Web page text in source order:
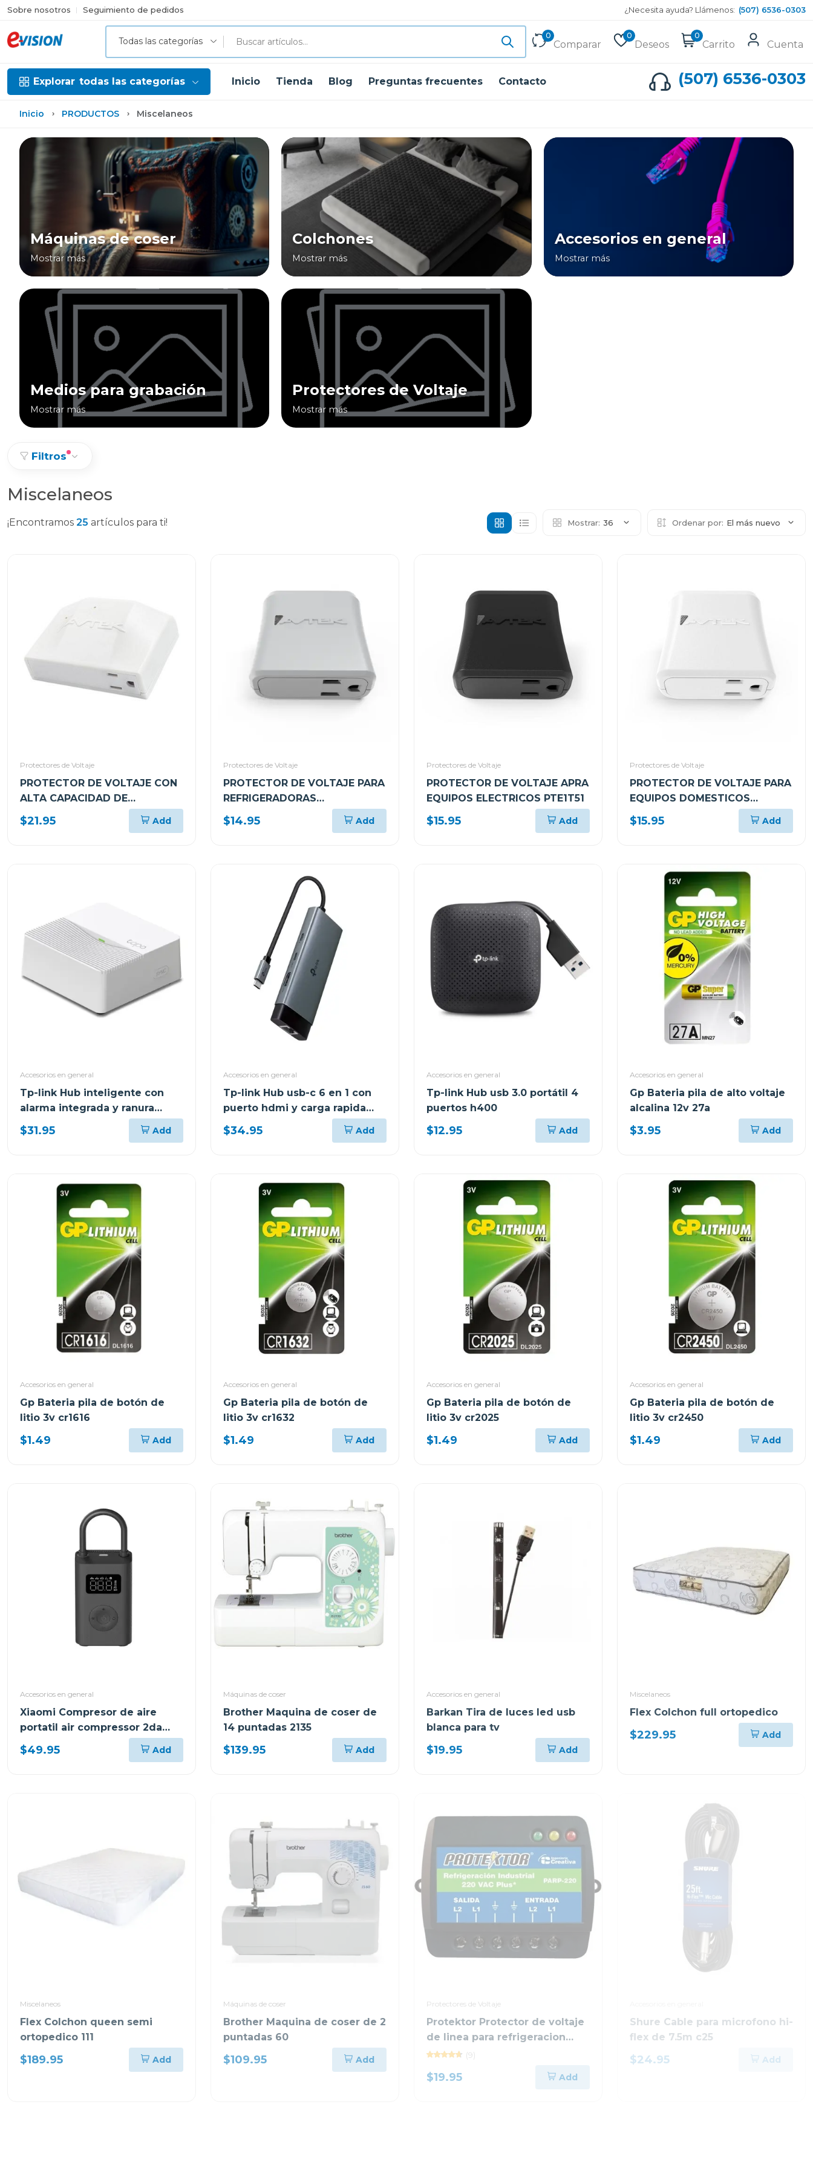
Sobre nosotros Seguimiento de pedidos ¿Necesita ayuda? Llámenos: (507) 6536-0303
Todas las categorías
0
Comparar
0
Deseos
0
Carrito Cuenta
Explorar todas las categorías Inicio Tienda Blog Preguntas frecuentes Contacto (507) 6536-0303
Inicio PRODUCTOS Miscelaneos
Máquinas de coser
Mostrar más
Colchones
Mostrar más
Accesorios en general
Mostrar más
Medios para grabación
Mostrar más
Protectores de Voltaje
Mostrar más
Filtros
Miscelaneos
¡Encontramos 25 artículos para ti! Mostrar: 36 Ordenar por: El más nuevo
Protectores de Voltaje
PROTECTOR DE VOLTAJE CON
ALTA CAPACIDAD DE
SUPRESIÓN PARA
ELECTRODOMÉSTICOS
$21.95 Add
Protectores de Voltaje
PROTECTOR DE VOLTAJE PARA
REFRIGERADORAS
DOMÉSTICAS PTN1T51
$14.95 Add
Protectores de Voltaje
PROTECTOR DE VOLTAJE APRA
EQUIPOS ELECTRICOS PTE1T51
$15.95 Add
Protectores de Voltaje
PROTECTOR DE VOLTAJE PARA
EQUIPOS DOMESTICOS
PTED1T51
$15.95 Add
Accesorios en general
Tp-link Hub inteligente con
alarma integrada y ranura
microsd tapo h200
$31.95 Add
Accesorios en general
Tp-link Hub usb-c 6 en 1 con
puerto hdmi y carga rapida
100w uh6120
$34.95 Add
Accesorios en general
Tp-link Hub usb 3.0 portátil 4
puertos h400
$12.95 Add
Accesorios en general
Gp Bateria pila de alto voltaje
alcalina 12v 27a
$3.95 Add
Accesorios en general
Gp Bateria pila de botón de
litio 3v cr1616
$1.49 Add
Accesorios en general
Gp Bateria pila de botón de
litio 3v cr1632
$1.49 Add
Accesorios en general
Gp Bateria pila de botón de
litio 3v cr2025
$1.49 Add
Accesorios en general
Gp Bateria pila de botón de
litio 3v cr2450
$1.49 Add
Accesorios en general
Xiaomi Compresor de aire
portatil air compressor 2da
gen
$49.95 Add
Máquinas de coser
Brother Maquina de coser de
14 puntadas 2135
$139.95 Add
Accesorios en general
Barkan Tira de luces led usb
blanca para tv
$19.95 Add
Miscelaneos
Flex Colchon full ortopedico
$229.95 Add
Miscelaneos
Flex Colchon queen semi
ortopedico 111
$189.95 Add
Máquinas de coser
Brother Maquina de coser de 2
puntadas 60
$109.95 Add
Protectores de Voltaje
Protektor Protector de voltaje
de linea para refrigeracion
industrial 220vac plus
(9)
$19.95 Add
Shure Cable para microfono hi-
flex de 7.5m c25
$24.95 Add